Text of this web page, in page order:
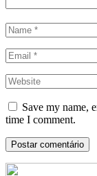
Save my name,
time I comment.